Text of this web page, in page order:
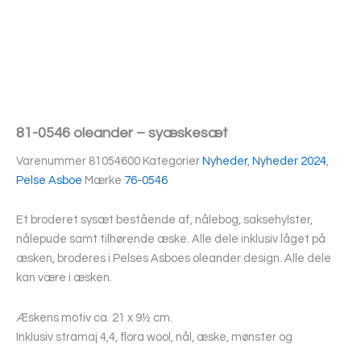
81-0546 oleander – syæskesæt
Varenummer 81054600 Kategorier Nyheder, Nyheder 2024
Pelse Asboe Mærke 76-0546
Et broderet sysæt bestående af, nålebog, saksehylster,
nålepude samt tilhørende æske. Alle dele inklusiv låget på
æsken, broderes i Pelses Asboes oleander design. Alle dele
kan være i æsken.
Æskens motiv ca. 21 x 9½ cm.
Inklusiv stramaj 4,4, flora wool, nål, æske, mønster og